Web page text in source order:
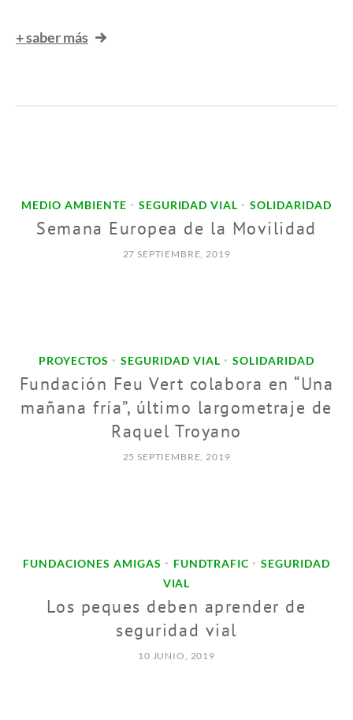
+ saber más
MEDIO AMBIENTE • SEGURIDAD VIAL • SOLIDARIDAD
Semana Europea de la Movilidad
27 SEPTIEMBRE, 2019
PROYECTOS • SEGURIDAD VIAL • SOLIDARIDAD
Fundación Feu Vert colabora en “Una
mañana fría”, último largometraje de
Raquel Troyano
25 SEPTIEMBRE, 2019
FUNDACIONES AMIGAS • FUNDTRAFIC •
SEGURIDAD
VIAL
Los peques deben aprender de
seguridad vial
10 JUNIO, 2019